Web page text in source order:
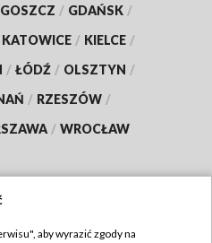
/ GDAŃSK /
KATOWICE / KIELCE /
/ ŁÓDŹ / OLSZTYN /
/ RZESZÓW /
/ WROCŁAW
aby wyrazić zgody na